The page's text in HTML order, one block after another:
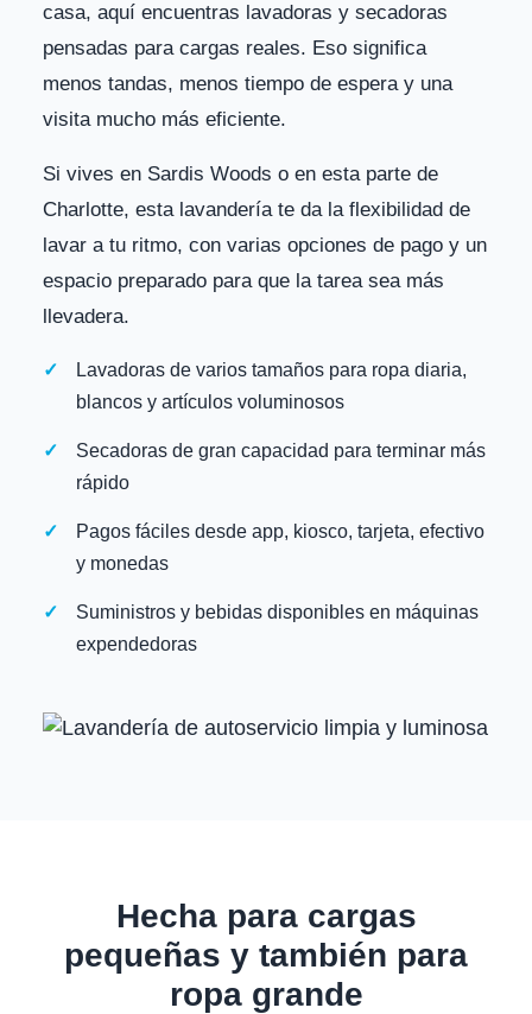
casa, aquí encuentras lavadoras y secadoras
pensadas para cargas reales. Eso significa
menos tandas, menos tiempo de espera y una
visita mucho más eficiente.
Si vives en Sardis Woods o en esta parte de
Charlotte, esta lavandería te da la flexibilidad de
lavar a tu ritmo, con varias opciones de pago y un
espacio preparado para que la tarea sea más
llevadera.
Lavadoras de varios tamaños para ropa diaria,
blancos y artículos voluminosos
Secadoras de gran capacidad para terminar más
rápido
Pagos fáciles desde app, kiosco, tarjeta, efectivo
y monedas
Suministros y bebidas disponibles en máquinas
expendedoras
Hecha para cargas
pequeñas y también para
ropa grande